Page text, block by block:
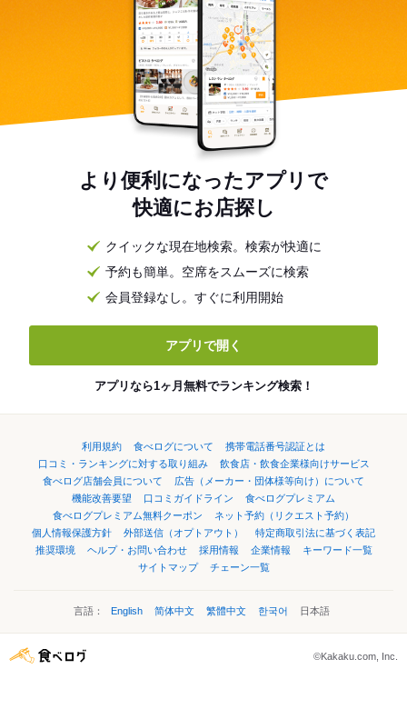
より便利になったアプリで
快適にお店探し
クイックな現在地検索。検索が快適に
予約も簡単。空席をスムーズに検索
会員登録なし。すぐに利用開始
アプリで開く
アプリなら1ヶ月無料でランキング検索！
利用規約 食べログについて
携帯電話番号認証とは
口コミ・ランキングに対する取り組み
飲食店・飲食企業様向けサービス
食べログ店舗会員について
広告（メーカー・団体様等向け）について
機能改善要望
口コミガイドライン
食べログプレミアム
食べログプレミアム無料クーポン
ネット予約（リクエスト予約）
個人情報保護方針
外部送信（オプトアウト）
特定商取引法に基づく表記
推奨環境
ヘルプ・お問い合わせ 採用情報 企業情報
キーワード一覧
サイトマップ
チェーン一覧
言語： English 简体中文 繁體中文 한국어 日本語
©Kakaku.com, Inc.